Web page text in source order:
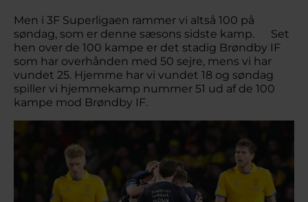
Men i 3F Superligaen rammer vi altså 100 på
søndag, som er denne sæsons sidste kamp. Set
hen over de 100 kampe er det stadig Brøndby IF
som har overhånden med 50 sejre, mens vi har
vundet 25. Hjemme har vi vundet 18 og søndag
spiller vi hjemmekamp nummer 51 ud af de 100
kampe mod Brøndby IF.